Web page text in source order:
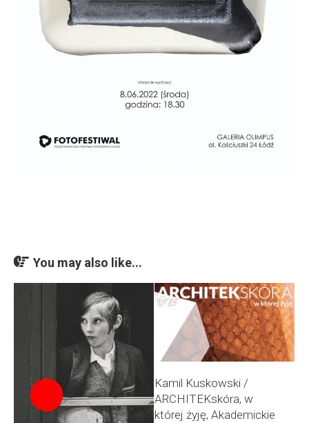
You may also like...
Kamil Kuskowski /
ARCHITEKskóra, w
której żyję, Akademickie